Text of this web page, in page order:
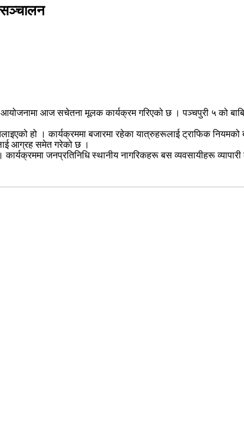
सञ्चालन
आयोजनामा आज सचेतना मूलक कार्यक्रम गरिएको छ । पञ्चपुरी ५ को
हो । कार्यक्रममा बजारमा रहेका यात्रुहरूलाई ट्राफिक नियमको
आग्रह समेत गरेको छ ।
जनप्रतिनिधि स्थानीय नागरिकहरू बस व्यवसायीहरू